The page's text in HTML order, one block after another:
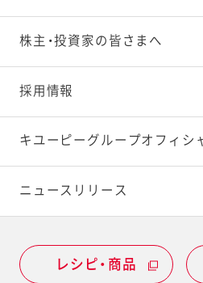
株主・投資家の皆さまへ
採用情報
キユーピーグループオフィシ
ニュースリリース
レシピ・商品